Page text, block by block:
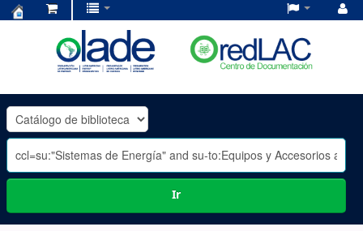
OLADE
-
Ir